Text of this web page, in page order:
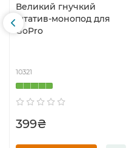
Великий гнучкий
штатив-монопод для
GoPro
10321
399₴